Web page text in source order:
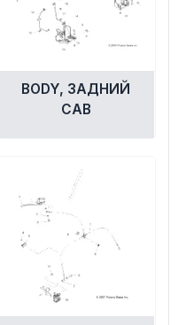
BODY, ЗАДНИЙ
CAB